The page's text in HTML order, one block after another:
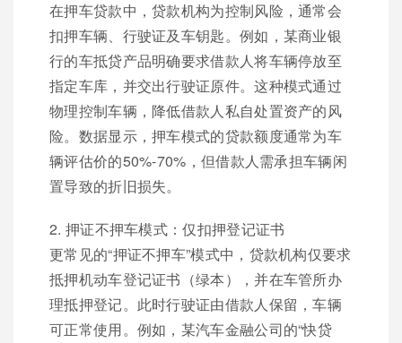
在押车贷款中，贷款机构为控制风险，通常会
扣押车辆、行驶证及车钥匙。例如，某商业银
行的车抵贷产品明确要求借款人将车辆停放至
指定车库，并交出行驶证原件。这种模式通过
物理控制车辆，降低借款人私自处置资产的风
险。数据显示，押车模式的贷款额度通常为车
辆评估价的50%-70%，但借款人需承担车辆闲
置导致的折旧损失。
2. 押证不押车模式：仅扣押登记证书
更常见的“押证不押车”模式中，贷款机构仅要求
抵押机动车登记证书（绿本），并在车管所办
理抵押登记。此时行驶证由借款人保留，车辆
可正常使用。例如，某汽车金融公司的“快贷